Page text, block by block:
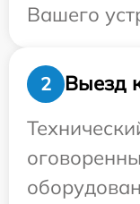
Вашего
2
Выезд